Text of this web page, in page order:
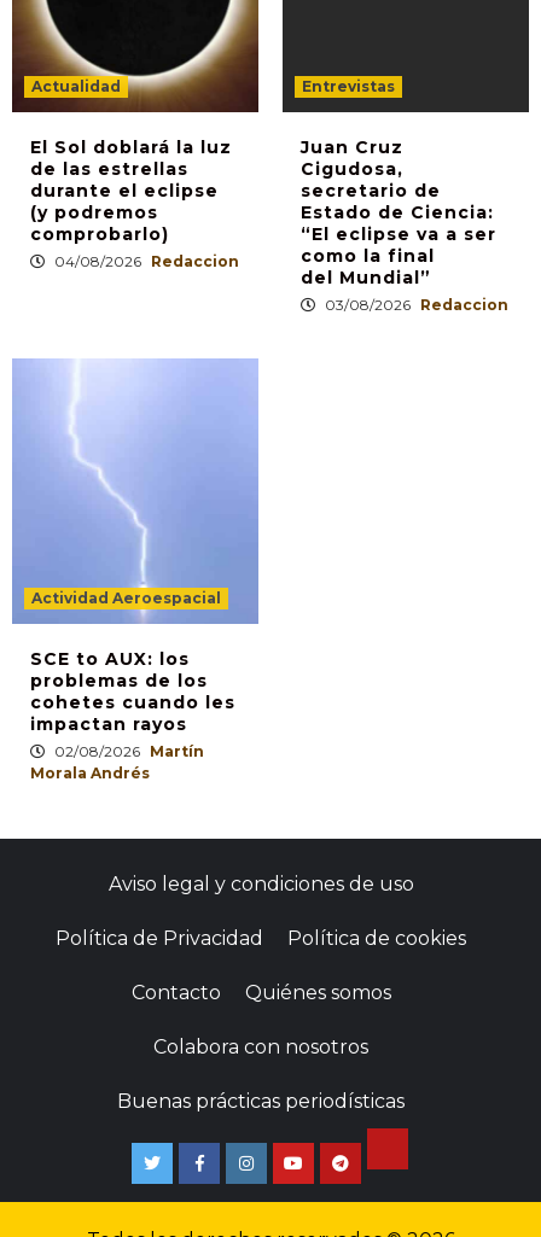
Actualidad
El Sol doblará la luz
de las estrellas
durante el eclipse
(y podremos
comprobarlo)
04/08/2026 Redaccion
Entrevistas
Juan Cruz
Cigudosa,
secretario de
Estado de Ciencia:
“El eclipse va a ser
como la final
del Mundial”
03/08/2026 Redaccion
Actividad Aeroespacial
SCE to AUX: los
problemas de los
cohetes cuando les
impactan rayos
02/08/2026 Martín
Morala Andrés
Aviso legal y condiciones de uso
Política de Privacidad Política de cookies
Contacto Quiénes somos
Colabora con nosotros
Buenas prácticas periodísticas